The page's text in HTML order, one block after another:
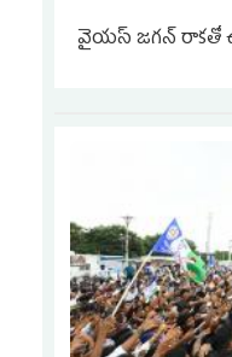
వైయ‌స్‌ జగన్‌ రాకతో